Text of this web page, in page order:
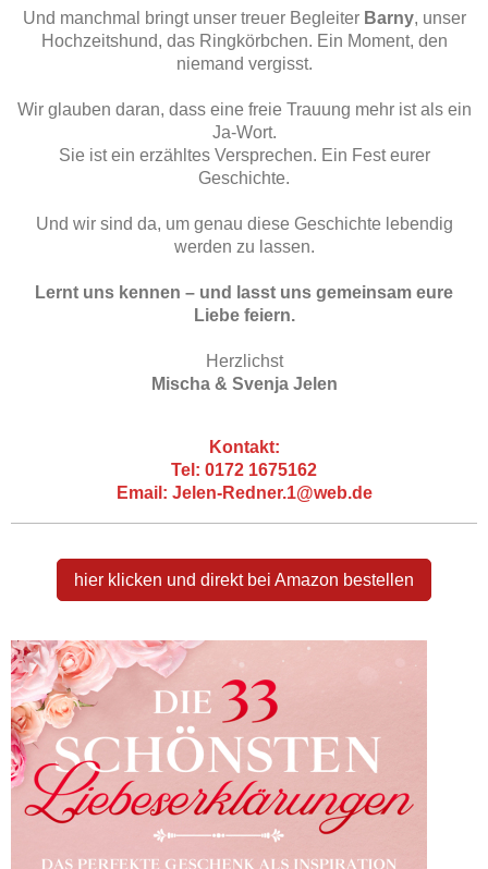
Und manchmal bringt unser treuer Begleiter Barny, unser
Hochzeitshund, das Ringkörbchen. Ein Moment, den
niemand vergisst.
Wir glauben daran, dass eine freie Trauung mehr ist als ein
Ja-Wort.
Sie ist ein erzähltes Versprechen. Ein Fest eurer
Geschichte.
Und wir sind da, um genau diese Geschichte lebendig
werden zu lassen.
Lernt uns kennen – und lasst uns gemeinsam eure
Liebe feiern.
Herzlichst
Mischa & Svenja Jelen
Kontakt:
Tel: 0172 1675162
Email: Jelen-Redner.1@web.de
hier klicken und direkt bei Amazon bestellen